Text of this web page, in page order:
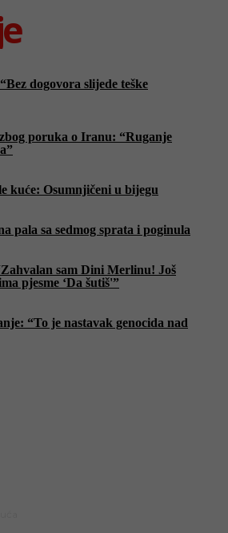
dogovora slijede teške
poruka o Iranu: “Ruganje
kuće: Osumnjičeni u bijegu
pala sa sedmog sprata i poginula
sam Dini Merlinu! Još
pjesme ‘Da šutiš'”
“To je nastavak genocida nad